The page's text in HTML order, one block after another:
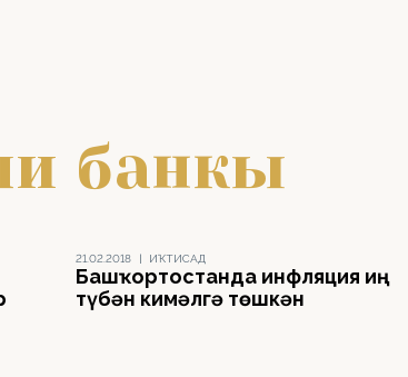
банкы
21.02.2018 | ИҠТИСАД
Башҡортостанда инфляция иң
түбән кимәлгә төшкән